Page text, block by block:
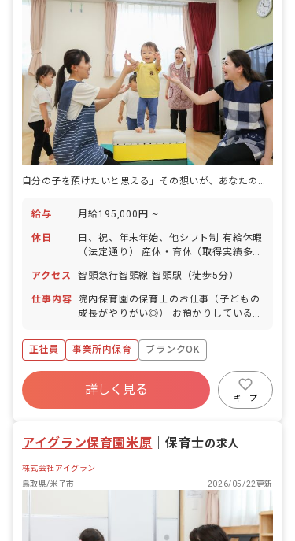
給与 月給195,000円 ~
休日
日、祝、年末年始、他シフト制 有給休暇
（法定通り） 産休・育休（取得実績多
日
アクセス 智頭急行智頭線 智頭駅（徒歩5分）
仕事内容
院内保育園の保育士のお仕事（子どもの
成長がやりがい◎） お預かりしている子
食事・睡眠・排泄・清潔・衣類の着脱等
・集団生活を通じた社会性の装着 ・行事
の計画・実行、お知らせの作成
正社員 事業所内保育
ブランクOK
ボーナス・賞与あり
社会保険完備
福利厚生充実
退職金制度
昇給昇進あり
詳しく見る
キープ
アイグラン保育園米原 ｜保育士の求人
株式会社アイグラン
鳥取県/米子市
2026/05/22更新